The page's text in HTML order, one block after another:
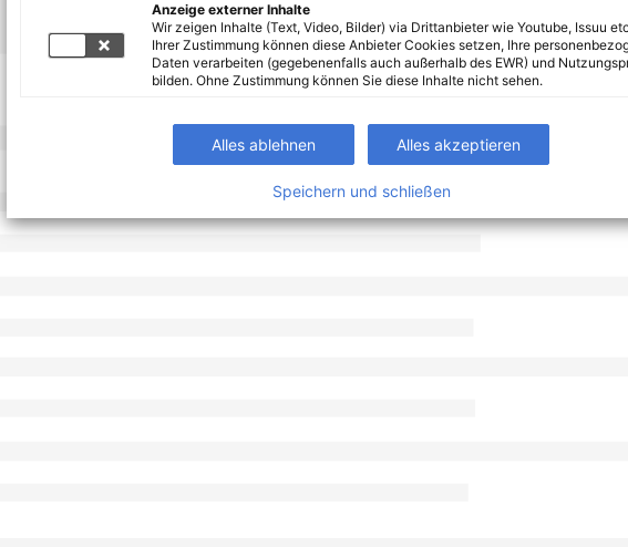
Anzeige externer Inhalte
Wir zeigen Inhalte (Text, Video, Bilder) via Drittanbieter wie Youtube, Issuu
Ihrer Zustimmung können diese Anbieter Cookies setzen, Ihre
Daten verarbeiten (gegebenenfalls auch außerhalb des EWR) und
bilden. Ohne Zustimmung können Sie diese Inhalte nicht sehen.
Alles ablehnen Alles akzeptieren
Speichern und schließen